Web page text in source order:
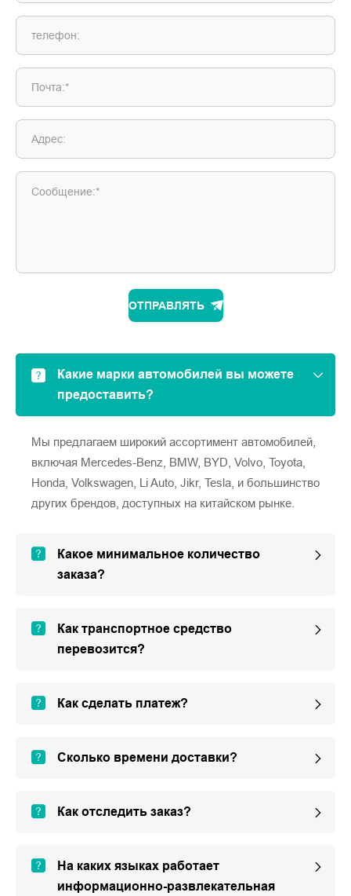
телефон:
Почта:*
Адрес:
Сообщение:*
ОТПРАВЛЯТЬ
Какие марки автомобилей вы можете
предоставить?
Мы предлагаем широкий ассортимент автомобилей,
включая Mercedes-Benz, BMW, BYD, Volvo, Toyota,
Honda, Volkswagen, Li Auto, Jikr, Tesla, и большинство
других брендов, доступных на китайском рынке.
Какое минимальное количество
заказа?
Как транспортное средство
перевозится?
Как сделать платеж?
Сколько времени доставки?
Как отследить заказ?
На каких языках работает
информационно-развлекательная